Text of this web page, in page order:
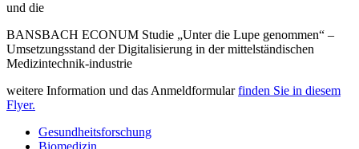
und die
BANSBACH ECONUM Studie „Unter die Lupe genommen“ –
Umsetzungsstand der Digitalisierung in der mittelständischen
Medizintechnik-industrie
weitere Information und das Anmeldformularfinden Sie in diesem
Flyer.
Gesundheitsforschung